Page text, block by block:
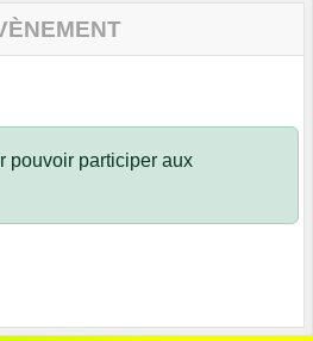
pouvoir participer aux